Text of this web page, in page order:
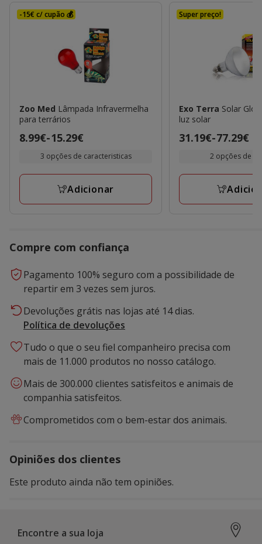
-15€ c/ cupão 💰
Zoo Med Lâmpada Infravermelha
para terrários
Preço
a
8.99€-15.29€
3 opções de caracteristicas
Adicionar
Super preço!
Exo Terra Solar Glo
luz solar
Preço
a
31.19€-77.29€
2 opções de
Compre com confiança
Pagamento 100% seguro com a possibilidade de
repartir em 3 vezes sem juros.
Devoluções grátis nas lojas até 14 dias.
Política de devoluções
Tudo o que o seu fiel companheiro precisa com
mais de 11.000 produtos no nosso catálogo.
Mais de 300.000 clientes satisfeitos e animais de
companhia satisfeitos.
Comprometidos com o bem-estar dos animais.
Opiniões dos clientes
Este produto ainda não tem opiniões.
Encontre a sua loja